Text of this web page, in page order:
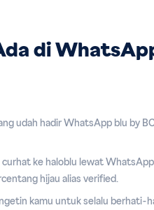
di
udah hadir WhatsApp blu by
ke haloblu lewat
hijau alias verified.
kamu untuk selalu berhati-